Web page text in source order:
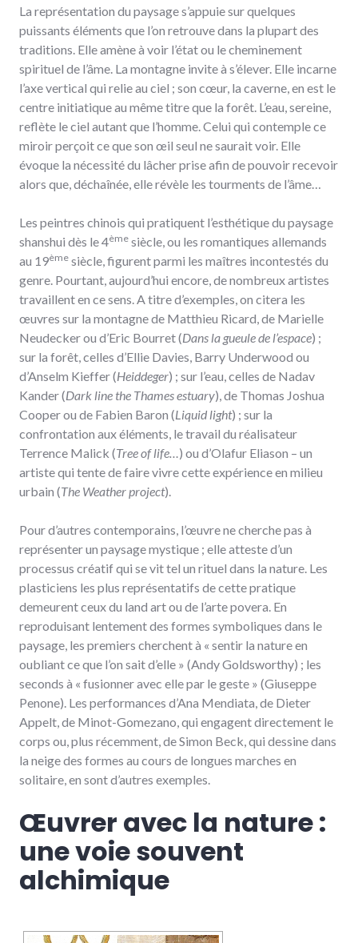
La représentation du paysage s’appuie sur quelques
puissants éléments que l’on retrouve dans la plupart des
traditions. Elle amène à voir l’état ou le cheminement
spirituel de l’âme. La montagne invite à s’élever. Elle incarne
l’axe vertical qui relie au ciel ; son cœur, la caverne, en est le
centre initiatique au même titre que la forêt. L’eau, sereine,
reflète le ciel autant que l’homme. Celui qui contemple ce
miroir perçoit ce que son œil seul ne saurait voir. Elle
évoque la nécessité du lâcher prise afin de pouvoir recevoir
alors que, déchaînée, elle révèle les tourments de l’âme…
Les peintres chinois qui pratiquent l’esthétique du paysage
shanshui dès le 4ème siècle, ou les romantiques allemands
au 19ème siècle, figurent parmi les maîtres incontestés du
genre. Pourtant, aujourd’hui encore, de nombreux artistes
travaillent en ce sens. A titre d’exemples, on citera les
œuvres sur la montagne de Matthieu Ricard, de Marielle
Neudecker ou d’Eric Bourret (Dans la gueule de l’espace) ;
sur la forêt, celles d’Ellie Davies, Barry Underwood ou
d’Anselm Kieffer (Heiddeger) ; sur l’eau, celles de Nadav
Kander (Dark line the Thames estuary), de Thomas Joshua
Cooper ou de Fabien Baron (Liquid light) ; sur la
confrontation aux éléments, le travail du réalisateur
Terrence Malick (Tree of life…) ou d’Olafur Eliason – un
artiste qui tente de faire vivre cette expérience en milieu
urbain (The Weather project).
Pour d’autres contemporains, l’œuvre ne cherche pas à
représenter un paysage mystique ; elle atteste d’un
processus créatif qui se vit tel un rituel dans la nature. Les
plasticiens les plus représentatifs de cette pratique
demeurent ceux du land art ou de l’arte povera. En
reproduisant lentement des formes symboliques dans le
paysage, les premiers cherchent à « sentir la nature en
oubliant ce que l’on sait d’elle » (Andy Goldsworthy) ; les
seconds à « fusionner avec elle par le geste » (Giuseppe
Penone). Les performances d’Ana Mendiata, de Dieter
Appelt, de Minot-Gomezano, qui engagent directement le
corps ou, plus récemment, de Simon Beck, qui dessine dans
la neige des formes au cours de longues marches en
solitaire, en sont d’autres exemples.
Œuvrer avec la nature :
une voie souvent
alchimique